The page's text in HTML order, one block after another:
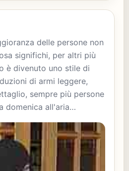
delle persone non
significhi, per altri più
è divenuto uno stile di
di armi leggere,
sempre più persone
domenica all'aria…